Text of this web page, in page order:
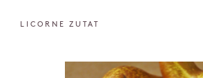
LICORNE ZUTAT